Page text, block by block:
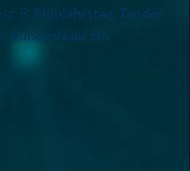
B. Neujahrstag,Tag der
Bundesfeier am